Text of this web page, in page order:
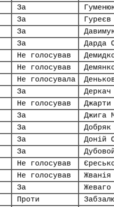
За
За
За
За Дарда
Не голосував
Не голосував
Не голосувала
За
Не голосував
За Джига
За
За Доній
За
Не голосував
Не голосував
За
Проти